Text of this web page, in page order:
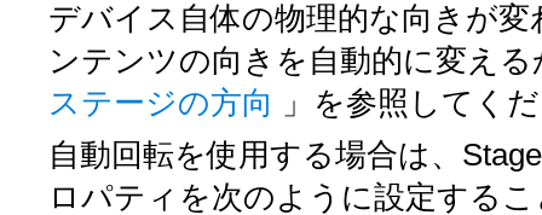
デバイス自体の物理的な向きが
ンテンツの向きを自動的に変え
ステージの方向
」を参照してく
自動回転を使用する場合は、
ロパティを次のように設定する